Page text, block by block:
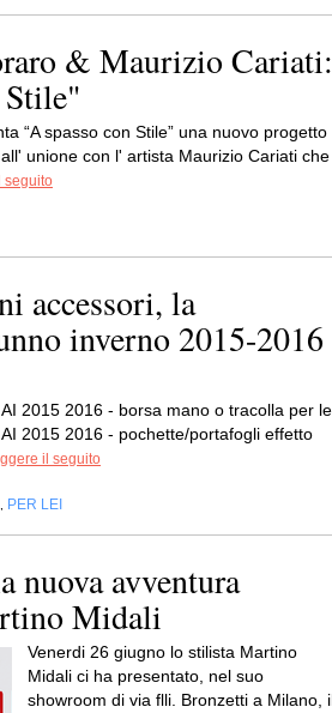
& Maurizio Cariati:
Stile"
“A spasso con Stile” una nuovo progetto
unione con l' artista Maurizio Cariati che
seguito
accessori, la
inverno 2015-2016
2015 2016 - borsa mano o tracolla per
2015 2016 - pochette/portafogli effetto
il seguito
, PER LEI
nuova avventura
Midali
Venerdi 26 giugno lo stilista Martino
Midali ci ha presentato, nel suo
showroom di via flli. Bronzetti a Milano,